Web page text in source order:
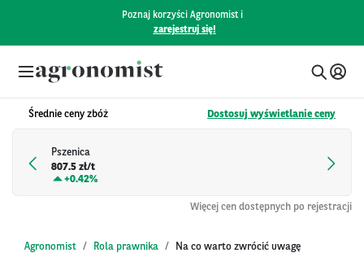
Poznaj korzyści Agronomist i
zarejestruj się!
Średnie ceny zbóż Dostosuj wyświetlanie ceny
Pszenica
807.5 zł/t
+0.42%
Więcej cen dostępnych po rejestracji
Agronomist Rola prawnika
Na co warto zwrócić uwagę